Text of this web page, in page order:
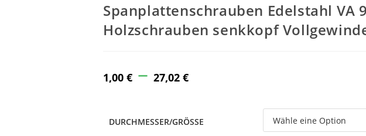
Spanplattenschrauben Edelstahl VA
Holzschrauben senkkopf
1,00 € – 27,02 €range:
1,00 €
DURCHMESSER/GRÖSSE